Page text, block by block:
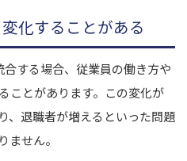
化することがある
する場合、従業員の働き方や
ことがあります。この変化が
、退職者が増えるといった問題
ません。